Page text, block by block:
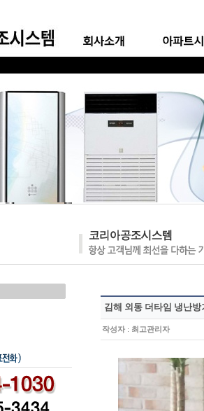
김해 외동 더타임 냉난
작성자 : 최고관리자